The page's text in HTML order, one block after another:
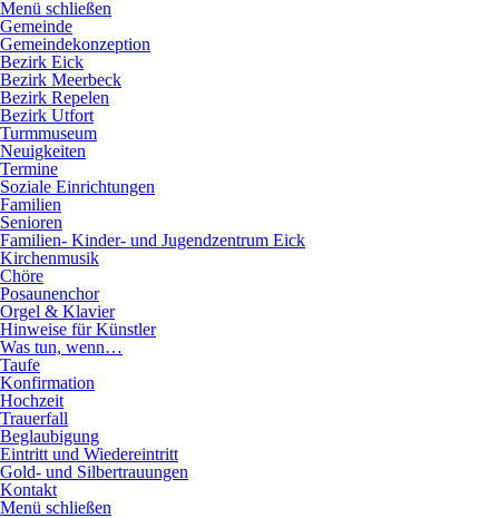
Direkt
zum
Inhalt
Menü schließen
Hauptnavigation
Gemeinde
Gemeindekonzeption
Bezirk Eick
Bezirk Meerbeck
Bezirk Repelen
Bezirk Utfort
Turmmuseum
Neuigkeiten
Termine
Soziale Einrichtungen
Familien
Senioren
Familien- Kinder- und Jugendzentrum Eick
Kirchenmusik
Chöre
Posaunenchor
Orgel & Klavier
Hinweise für Künstler
Was tun, wenn…
Taufe
Konfirmation
Hochzeit
Trauerfall
Beglaubigung
Eintritt und Wiedereintritt
Gold- und Silbertrauungen
Kontakt
Menü schließen